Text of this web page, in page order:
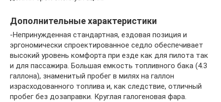
Дополнительные характеристики
-Непринужденная стандартная, ездовая позиция и
эргономически спроектированное седло обеспечивает
высокий уровень комфорта при езде как для пилота так
и для пассажира. Большая емкость топливного бака (4.3
галлона), знаменитый пробег в милях на галлон
израсходованного топлива и, как следствие, отличный
пробег без дозаправки. Круглая галогеновая фара.